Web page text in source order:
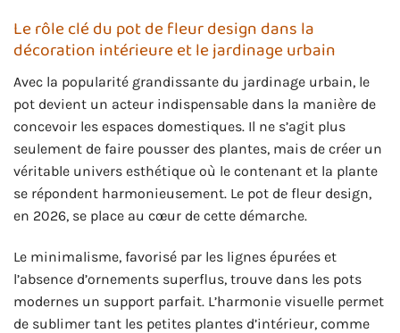
Le rôle clé du pot de fleur design dans la
décoration intérieure et le jardinage urbain
Avec la popularité grandissante du jardinage urbain, le
pot devient un acteur indispensable dans la manière de
concevoir les espaces domestiques. Il ne s’agit plus
seulement de faire pousser des plantes, mais de créer un
véritable univers esthétique où le contenant et la plante
se répondent harmonieusement. Le pot de fleur design,
en 2026, se place au cœur de cette démarche.
Le minimalisme, favorisé par les lignes épurées et
l’absence d’ornements superflus, trouve dans les pots
modernes un support parfait. L’harmonie visuelle permet
de sublimer tant les petites plantes d’intérieur, comme